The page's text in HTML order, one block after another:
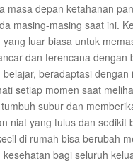
masa depan ketahanan
masing-masing saat ini.
luar biasa untuk
dan terencana dengan
belajar, beradaptasi dengan
setiap momen saat
subur dan
niat yang tulus dan sedikit
di rumah bisa berubah
bagi seluruh